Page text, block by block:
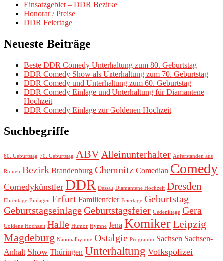
Einsatzgebiet – DDR Bezirke
Honorar / Preise
DDR Feiertage
Neueste Beiträge
Beste DDR Comedy Unterhaltung zum 80. Geburtstag
DDR Comedy Show als Unterhaltung zum 70. Geburtstag
DDR Comedy und Unterhaltung zum 60. Geburtstag
DDR Comedy Einlage und Unterhaltung für Diamantene
Hochzeit
DDR Comedy Einlage zur Goldenen Hochzeit
Suchbegriffe
60. Geburtstag 70. Geburtstag ABV Alleinunterhalter Auferstanden aus
Ruinen Bezirk Brandenburg Chemnitz Comedian Comedy
Comedykünstler DDR Dessau Diamantene Hochzeit Dresden
Ehrentage Einlagen Erfurt Familienfeier Feiertage Geburtstag
GeburtstagseinlageGeburtstagsfeier Gedenktage Gera
Goldene Hochzeit Halle Humor Hymne Jena KomikerLeipzig
Magdeburg Nationalhymne Ostalgie Programm Sachsen Sachsen-
Anhalt Show Thüringen Unterhaltung Volkspolizei